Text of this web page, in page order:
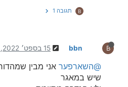
B תגובה 1
B
bbn 15 בספט׳ 2022, 12:13
@השארפער אני מבין
שיש במאגר